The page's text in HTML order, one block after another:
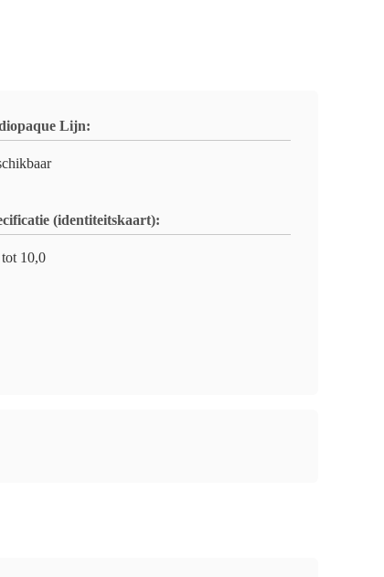
Lijn:
(identiteitskaart):
10,0